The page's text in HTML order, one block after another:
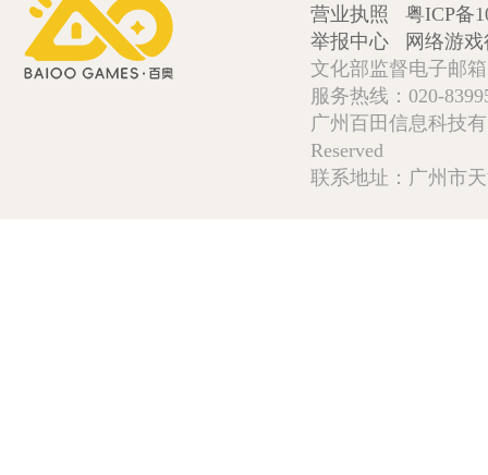
营业执照
粤ICP备
举报中心
网络游
文化部监督电子邮
服务热线：020-
广州百田信息科技
Reserved
联系地址：广州市